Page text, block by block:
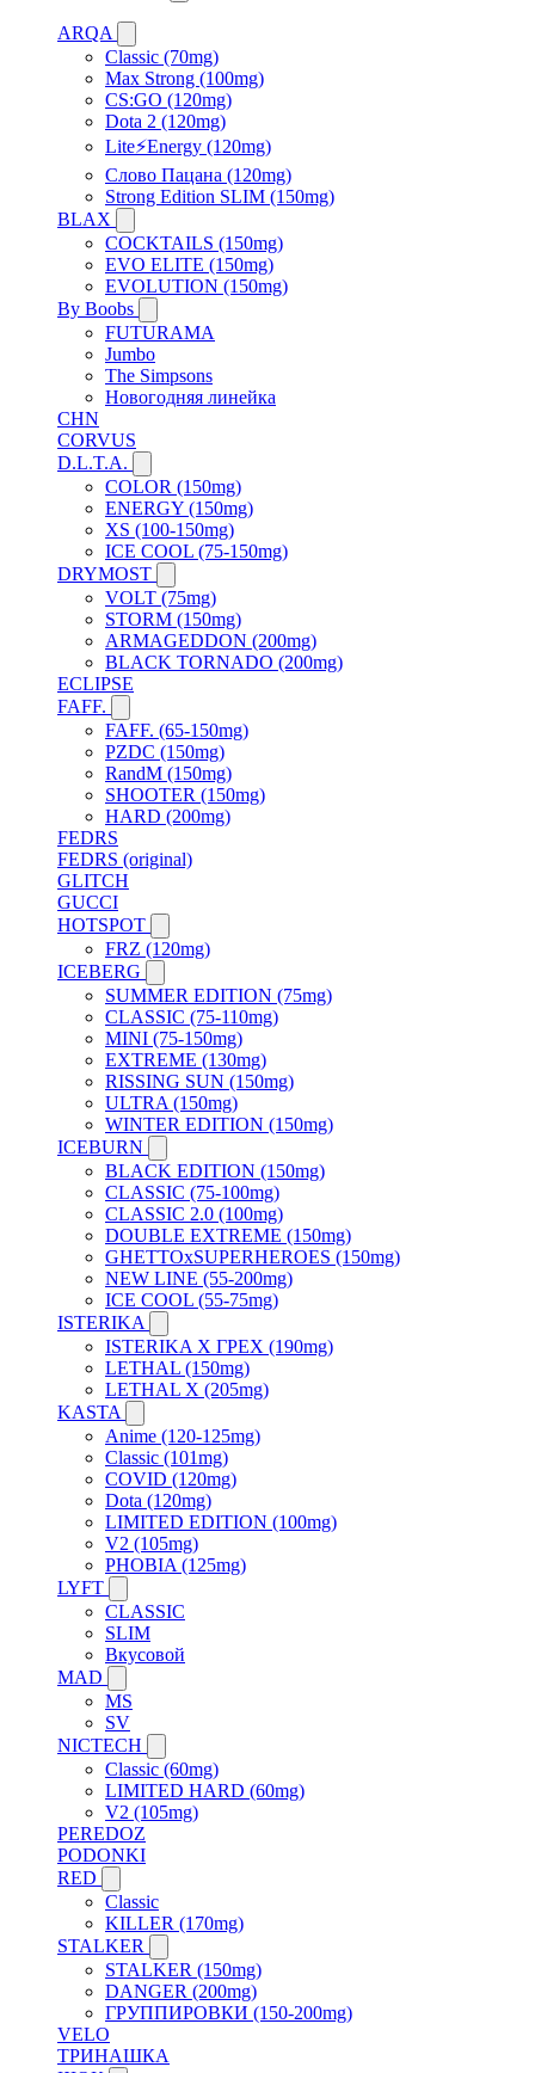
ARQA
Classic (70mg)
Max Strong (100mg)
CS:GO (120mg)
Dota 2 (120mg)
Lite⚡Energy (120mg)
Слово Пацана (120mg)
Strong Edition SLIM (150mg)
BLAX
COCKTAILS (150mg)
EVO ELITE (150mg)
EVOLUTION (150mg)
By Boobs
FUTURAMA
Jumbo
The Simpsons
Новогодняя линейка
CHN
CORVUS
D.L.T.A.
COLOR (150mg)
ENERGY (150mg)
XS (100-150mg)
ICE COOL (75-150mg)
DRYMOST
VOLT (75mg)
STORM (150mg)
ARMAGEDDON (200mg)
BLACK TORNADO (200mg)
ECLIPSE
FAFF.
FAFF. (65-150mg)
PZDC (150mg)
RandM (150mg)
SHOOTER (150mg)
HARD (200mg)
FEDRS
FEDRS (original)
GLITCH
GUCCI
HOTSPOT
FRZ (120mg)
ICEBERG
SUMMER EDITION (75mg)
CLASSIC (75-110mg)
MINI (75-150mg)
EXTREME (130mg)
RISSING SUN (150mg)
ULTRA (150mg)
WINTER EDITION (150mg)
ICEBURN
BLACK EDITION (150mg)
CLASSIC (75-100mg)
CLASSIC 2.0 (100mg)
DOUBLE EXTREME (150mg)
GHETTOxSUPERHEROES (150mg)
NEW LINE (55-200mg)
ICE COOL (55-75mg)
ISTERIKA
ISTERIKA X ГРЕХ (190mg)
LETHAL (150mg)
LETHAL X (205mg)
KASTA
Anime (120-125mg)
Classic (101mg)
COVID (120mg)
Dota (120mg)
LIMITED EDITION (100mg)
V2 (105mg)
PHOBIA (125mg)
LYFT
CLASSIC
SLIM
Вкусовой
MAD
MS
SV
NICTECH
Classic (60mg)
LIMITED HARD (60mg)
V2 (105mg)
PEREDOZ
PODONKI
RED
Classic
KILLER (170mg)
STALKER
STALKER (150mg)
DANGER (200mg)
ГРУППИРОВКИ (150-200mg)
VELO
ТРИНАШКА